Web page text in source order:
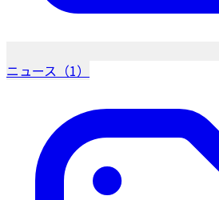
ニュース（1）